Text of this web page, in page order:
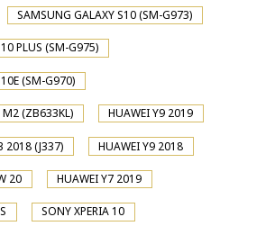
SAMSUNG GALAXY S10 (SM-G973)
PLUS (SM-G975)
(SM-G970)
M2 (ZB633KL) HUAWEI Y9 2019
2018 (J337) HUAWEI Y9 2018
20 HUAWEI Y7 2019
SONY XPERIA 10